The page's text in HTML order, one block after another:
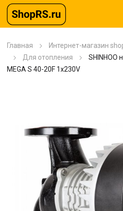
Главная Интернет-магазин
Для отопления
SHINHOO
MEGA S 40-20F 1x230V